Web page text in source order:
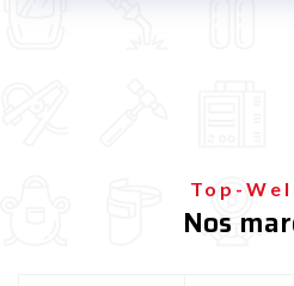
Poste à souder TELWIN
Top-
Nos